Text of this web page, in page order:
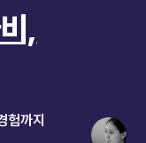
,
험까지